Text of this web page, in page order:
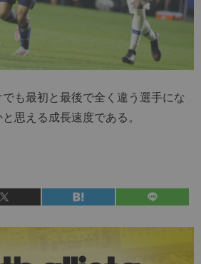
も最初と最後で全く違う選手にな
思える成長速度である。